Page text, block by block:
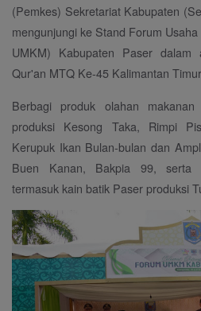
(Pemkes) Sekretariat Kabupaten
mengunjungi ke Stand Forum
UMKM) Kabupaten Paser dalam
Qur'an MTQ Ke-45 Kalimantan
Berbagi produk olahan
produksi Kesong Taka, Rimpi
Kerupuk Ikan Bulan-bulan dan
Buen Kanan, Bakpia 99, serta
termasuk kain batik Paser produksi